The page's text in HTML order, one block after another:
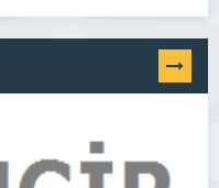
TÜMÜNÜ
GÖR